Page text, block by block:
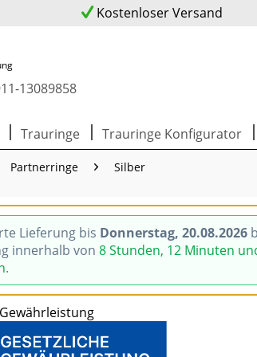
Kostenloser Versand
13089858
Trauringe Trauringe Konfigurator
Partnerringe Silber
Lieferung bis Donnerstag, 20.08.2026
innerhalb von 8 Stunden, 11 Minuten
.